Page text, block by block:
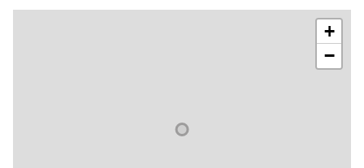
+
−